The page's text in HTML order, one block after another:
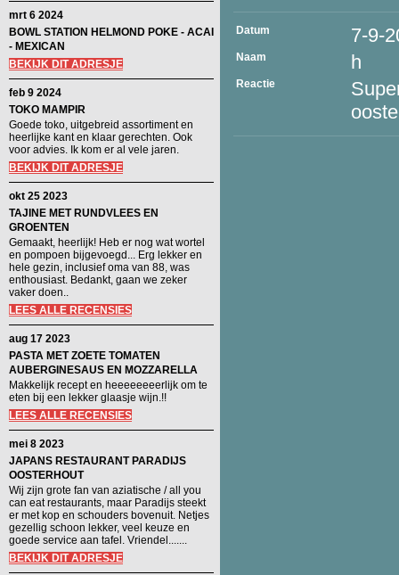
mrt 6 2024
BOWL STATION HELMOND POKE - ACAI
- MEXICAN
BEKIJK DIT ADRESJE
feb 9 2024
TOKO MAMPIR
Goede toko, uitgebreid assortiment en
heerlijke kant en klaar gerechten. Ook
voor advies. Ik kom er al vele jaren.
BEKIJK DIT ADRESJE
okt 25 2023
TAJINE MET RUNDVLEES EN
GROENTEN
Gemaakt, heerlijk! Heb er nog wat wortel
en pompoen bijgevoegd... Erg lekker en
hele gezin, inclusief oma van 88, was
enthousiast. Bedankt, gaan we zeker
vaker doen..
LEES ALLE RECENSIES
aug 17 2023
PASTA MET ZOETE TOMATEN
AUBERGINESAUS EN MOZZARELLA
Makkelijk recept en heeeeeeeerlijk om te
eten bij een lekker glaasje wijn.!!
LEES ALLE RECENSIES
mei 8 2023
JAPANS RESTAURANT PARADIJS
OOSTERHOUT
Wij zijn grote fan van aziatische / all you
can eat restaurants, maar Paradijs steekt
er met kop en schouders bovenuit. Netjes
gezellig schoon lekker, veel keuze en
goede service aan tafel. Vriendel.......
BEKIJK DIT ADRESJE
Datum 7-9-
Naam h
Reactie